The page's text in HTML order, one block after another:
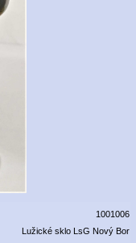
1001006
Lužické sklo LsG Nový Bor